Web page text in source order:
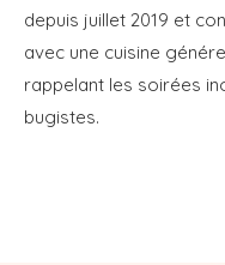
depuis juillet 2019 et
avec une cuisine
rappelant les soirées
bugistes.